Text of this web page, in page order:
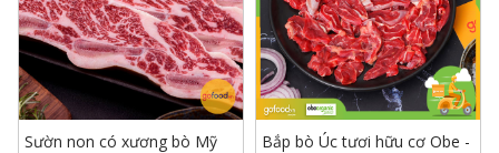
Sườn non có xương bò Mỹ
Bắp bò Úc tươi hữu cơ Obe -